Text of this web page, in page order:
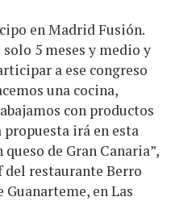
en Madrid Fusión.
5 meses y medio y
a ese congreso
una cocina,
con productos
irá en esta
de Gran Canaria”,
del restaurante Berro
en Las